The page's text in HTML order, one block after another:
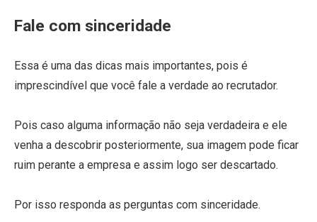
Fale com sinceridade
Essa é uma das dicas mais importantes, pois é
imprescindível que você fale a verdade ao recrutador.
Pois caso alguma informação não seja verdadeira e ele
venha a descobrir posteriormente, sua imagem pode ficar
ruim perante a empresa e assim logo ser descartado.
Por isso responda as perguntas com sinceridade.